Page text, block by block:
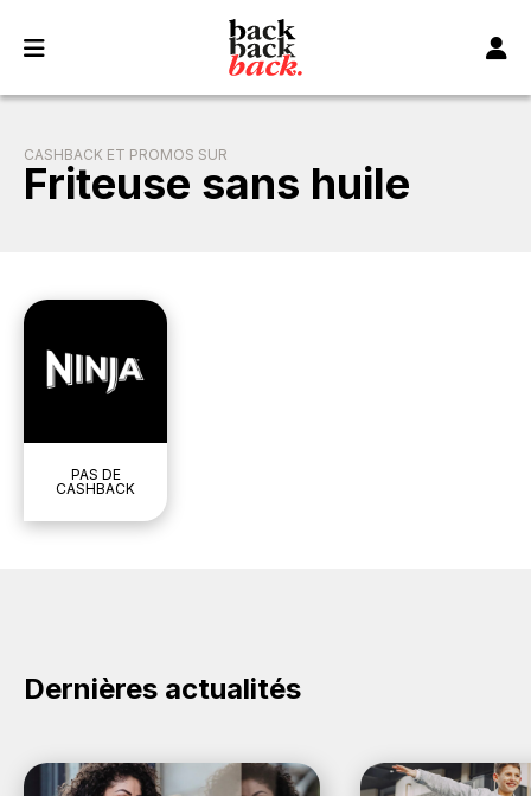
CASHBACK ET PROMOS SUR
Friteuse sans huile
PAS DE
CASHBACK
Dernières actualités